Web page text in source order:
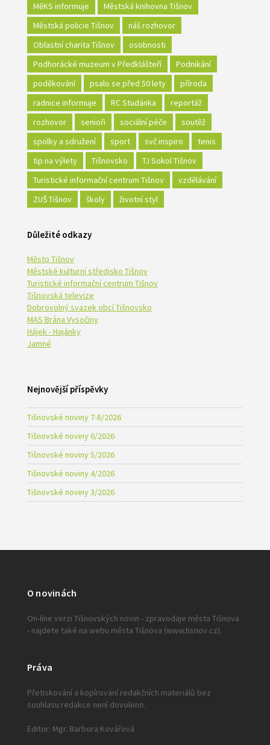
MěKS informuje
Městská knihovna Tišnov
Městská policie Tišnov
náš rozhovor
Oblastní charita Tišnov
osobnosti
Podhorácké muzeum v Předklášteří
Podnikání
poděkování
psalo se před 50 lety
příroda
radnice informuje
RC Studánka
reportáž
rozhovor
senioři sociální péče
soutěž
spolky a sdružení
sport svč inspiro
tenis
tip na výlety
Tišnovsko
TJ Sokol Tišnov
Turistické informační centrum Tišnov
vzdělávání
ZUŠ Tišnov
školy životní styl
Důležité odkazy
Město Tišnov
Městské kulturní středisko Tišnov
Turistické informační centrum Tišnov
Tišnovská televize
Dobrovolný svazek obcí Tišnovsko
MAS Brána Vysočiny
Hájek - Hajánky
Jamné
Nejnovější příspěvky
Tišnovské noviny 7-8/2026
Tišnovské noviny 6/2026
Tišnovské noviny 5/2026
Tišnovské noviny 4/2026
Tišnovské noviny 3/2026
O novinách
On-line verzi Tišnovských novin - zpravodaje města Tišnova
- najdete také na webu města Tišnova (www.tisnov.cz).
Práva
Přetiskování a kopírování redakčních materiálů bez
souhlasu redakce není dovoleno.
Editor: Mgr. Barbora Kovářová